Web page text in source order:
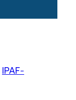
IPAF-